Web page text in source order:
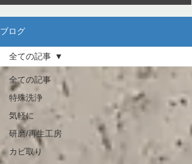
ブログ
全ての記事
特殊洗浄
気軽に
研磨/再生工房
カビ取り
全ての記事